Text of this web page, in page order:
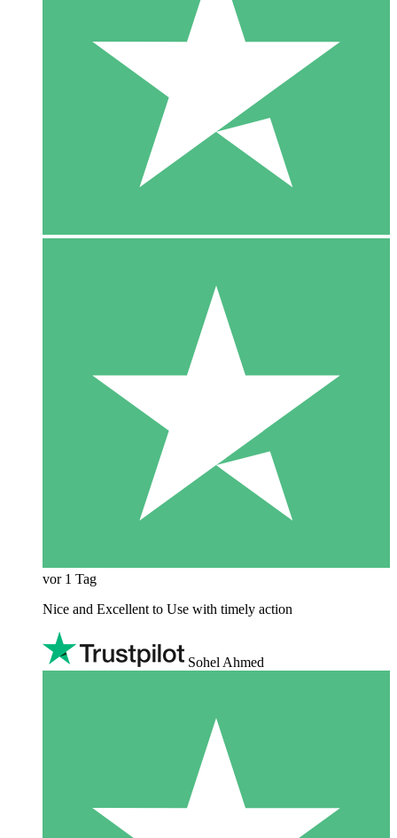
vor 1 Tag
Nice and Excellent to Use with timely action
Sohel Ahmed